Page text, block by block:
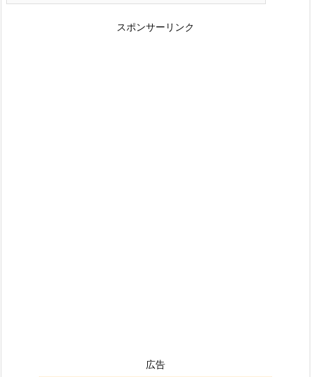
スポンサーリンク
広告